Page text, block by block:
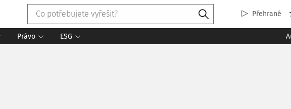
Přehrané
Právo ESG